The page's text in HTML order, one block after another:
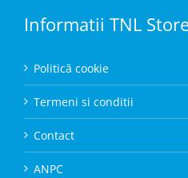
Informatii TNL
Politică cookie
Termeni si conditii
Contact
ANPC